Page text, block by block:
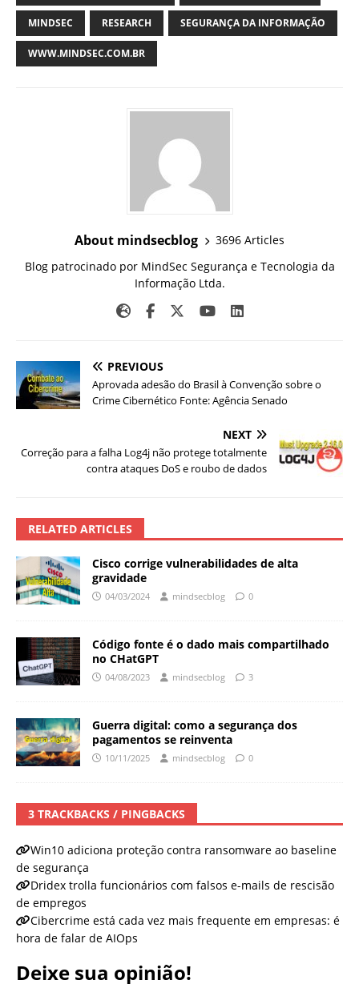
MINDSEC RESEARCH SEGURANÇA DA INFORMAÇÃO
WWW.MINDSEC.COM.BR
About mindsecblog
3696 Articles
Blog patrocinado por MindSec Segurança e Tecnologia da
Informação Ltda.
PREVIOUS
Aprovada adesão do Brasil à Convenção sobre o
Crime Cibernético Fonte: Agência Senado
NEXT
Correção para a falha Log4j não protege totalmente
contra ataques DoS e roubo de dados
RELATED ARTICLES
Cisco corrige vulnerabilidades de alta
gravidade
04/03/2024 mindsecblog 0
Código fonte é o dado mais compartilhado
no CHatGPT
04/08/2023 mindsecblog 3
Guerra digital: como a segurança dos
pagamentos se reinventa
10/11/2025 mindsecblog 0
3 TRACKBACKS / PINGBACKS
Win10 adiciona proteção contra ransomware ao baseline
de segurança
Dridex trolla funcionários com falsos e-mails de rescisão
de empregos
Cibercrime está cada vez mais frequente em empresas: é
hora de falar de AIOps
Deixe sua opinião!